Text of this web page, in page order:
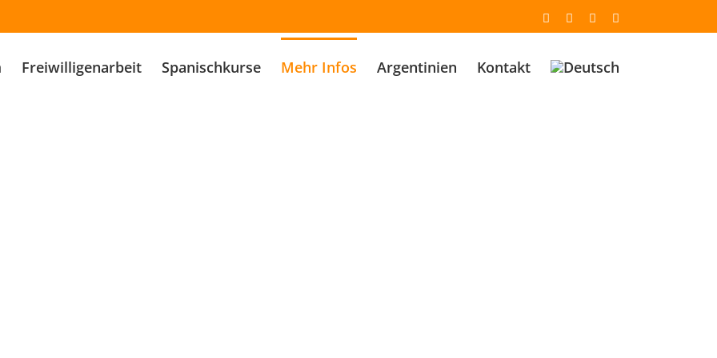
Email FacebookYouTube
Freiwilligenarbeit Spanischkurse Mehr Infos Argentinien Kontakt